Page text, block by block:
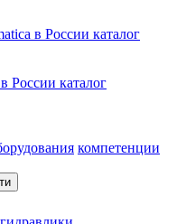
компетенции